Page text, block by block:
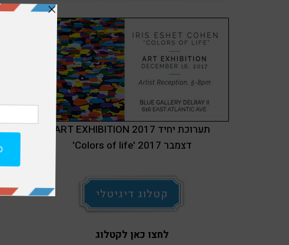
ART EXHIBITION 2017 תערוכת יחיד
'Colors of life' דצמבר 2017
קטלוג דיגיטלי
לחצו כאן לקטלוג